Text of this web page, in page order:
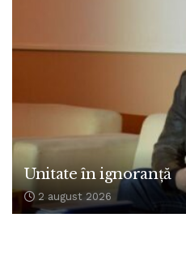
Unitate în ignoranță
2 august 2026